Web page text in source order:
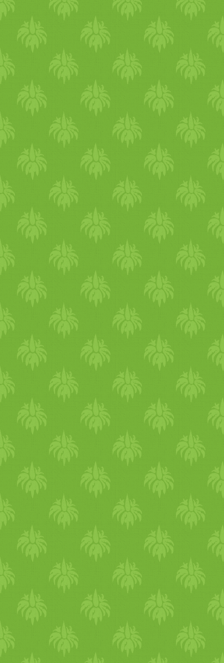
úgy 40 percig, amíg szépen
besűrűsödik és összeáll
krémesre. Tipp a tálaláshoz
Melegen vagy
szobahőmérsékleten az igazi.
Kínáljunk mellé ropogós
kovászos kenyeret, és
morzsolhatunk a
tetejére érlelt manchego
vagy jó minőségű fetát,
esetleg krémfehér sajtot.